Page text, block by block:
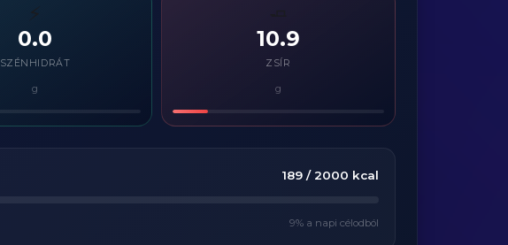
⚡
0.0
SZÉNHIDRÁT
g
10.9
ZSÍR
g
189 / 2000 kcal
9% a napi célodból